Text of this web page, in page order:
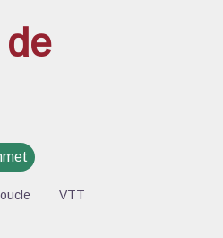
VTT